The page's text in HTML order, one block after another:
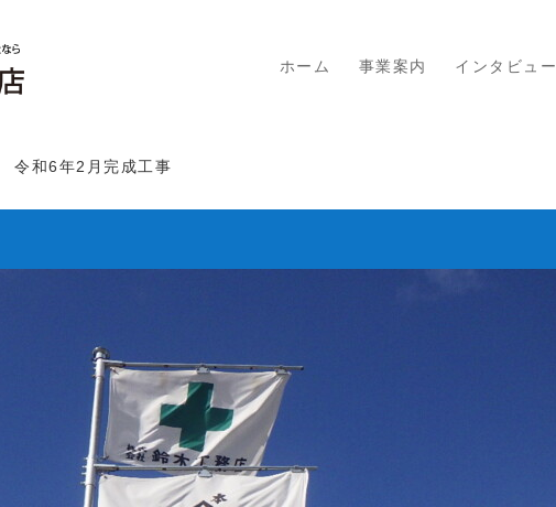
ホーム 事業案内 インタビュー
令和6年2月完成工事